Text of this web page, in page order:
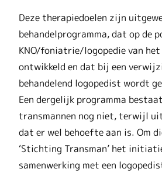
Deze therapiedoelen zijn
behandelprogramma, dat op de
KNO/foniatrie/logopedie van het
ontwikkeld en dat bij een
behandelend logopedist wordt
Een dergelijk programma
transmannen nog niet, terwijl
dat er wel behoefte aan is. Om
‘Stichting Transman’ het
samenwerking met een